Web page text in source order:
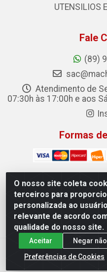
O nosso site coleta
terceiros para
personalizada ao
relevante de acordo
qualidade do nosso site.
Aceitar
Negar
Preferências de Cookies
UTENSILIOS
Fale
(89)
Atendimento de
07:30h às 17:00h e aos
Formas
Machado Carnes
Logradouro: Avenida
- CEP 64.500-000